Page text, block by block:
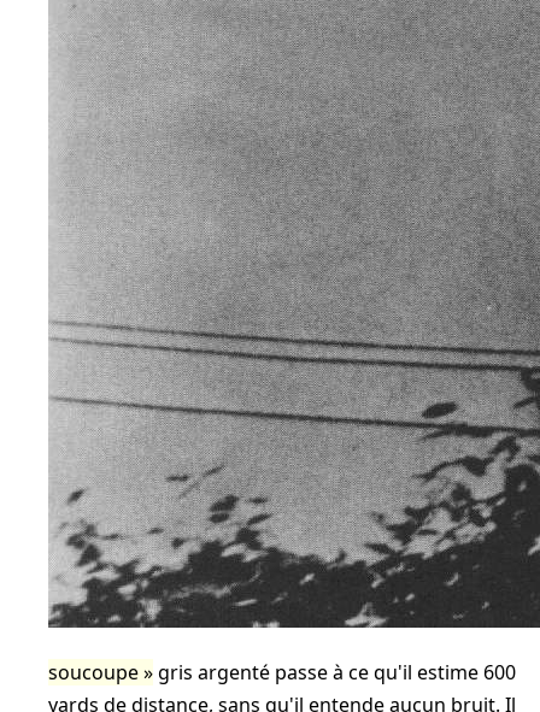
nouvel
appareil,
lorsqu'un
objet en
forme de
soucoupe
gris argenté passe à ce qu'il estime 600
yards de distance, sans qu'il entende aucun bruit. Il